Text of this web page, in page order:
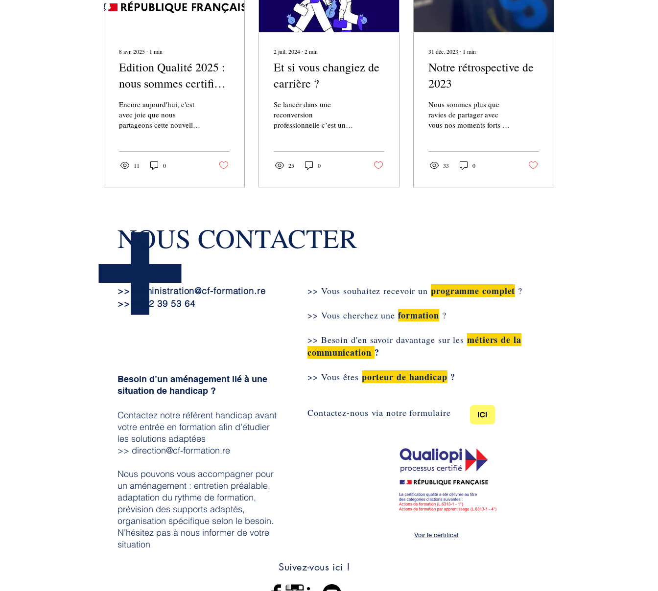
8 avr. 2025 ∙ 1 min
Edition Qualité 2025 :
nous sommes certifiés
Qualiopi !
Encore aujourd'hui, c'est
avec joie que nous
partageons cette nouvelle
11 0
2 juil. 2024 ∙ 2min
Et si vous changiez de
carrière ?
Se lancer dans une
reconversion
professionnelle c’est un
25 0
31 déc. 2023 ∙ 1 min
Notre rétrospective de
2023
Nous sommes plus que
ravies de partager avec
vous nos moments forts de
33 0
CONDITIONS D'UTILISATION
NOUS CONTACTER
>>
administration@cf-formation.re
>> 0262 39 53 64
Besoin d’un aménagement lié à une
situation de handicap ?
Contactez notre référent handicap avant
votre entrée en formation afin d’étudier
les solutions adaptées
​>> direction@cf-formation.re
Nous pouvons vous accompagner pour
un aménagement : entretien préalable,
adaptation du rythme de formation,
prévision des supports adaptés,
organisation spécifique selon le besoin.
N'hésitez pas à nous informer de votre
situation
>> Vous souhaitez recevoir un programme complet ?
>> Vous cherchez une formation ?
>> Besoin d'en savoir davantage sur les métiers de la
communication ?
>> Vous êtes porteur de handicap ?
Contactez-nous via notre formulaire ICI
Voir le certificat
Suivez-vous ici !